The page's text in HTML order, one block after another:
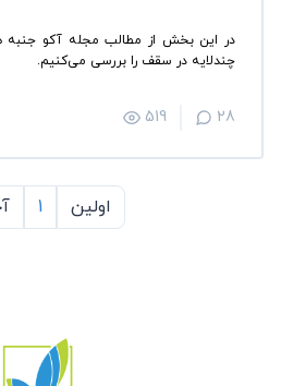
در این بخش از مطالب مجله آکو جنبه
چند‌لایه در سقف را بررسی می‌کنیم.
519 28
اولین 1